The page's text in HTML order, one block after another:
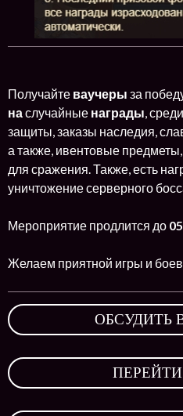
Получайте ваучеры за
на случайные награды ,
защиты, заказы наследия,
а также, ивентовые
для сражения. Также, есть
уничтожение серверного
Мероприятие продлится до
Желаем приятной игры и
ОБСУДИТЬ В